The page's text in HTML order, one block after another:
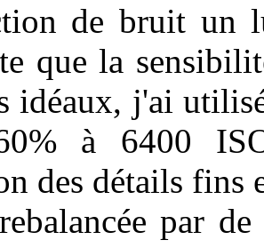
de bruit un
que la
idéaux, j'ai
à 6400
des détails fins
par